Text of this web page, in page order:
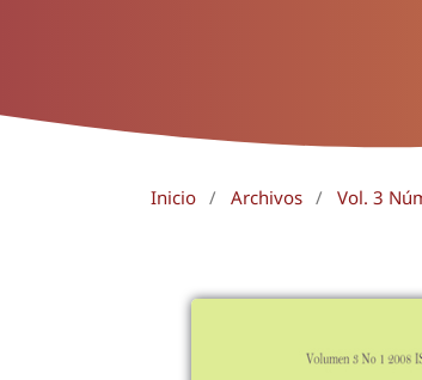
Inicio / Archivos / Vol. 3